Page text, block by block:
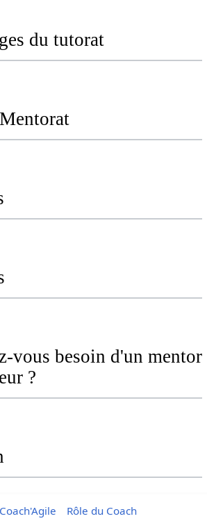
du tutorat
vous besoin d'un mentor
?
Rôle du Coach